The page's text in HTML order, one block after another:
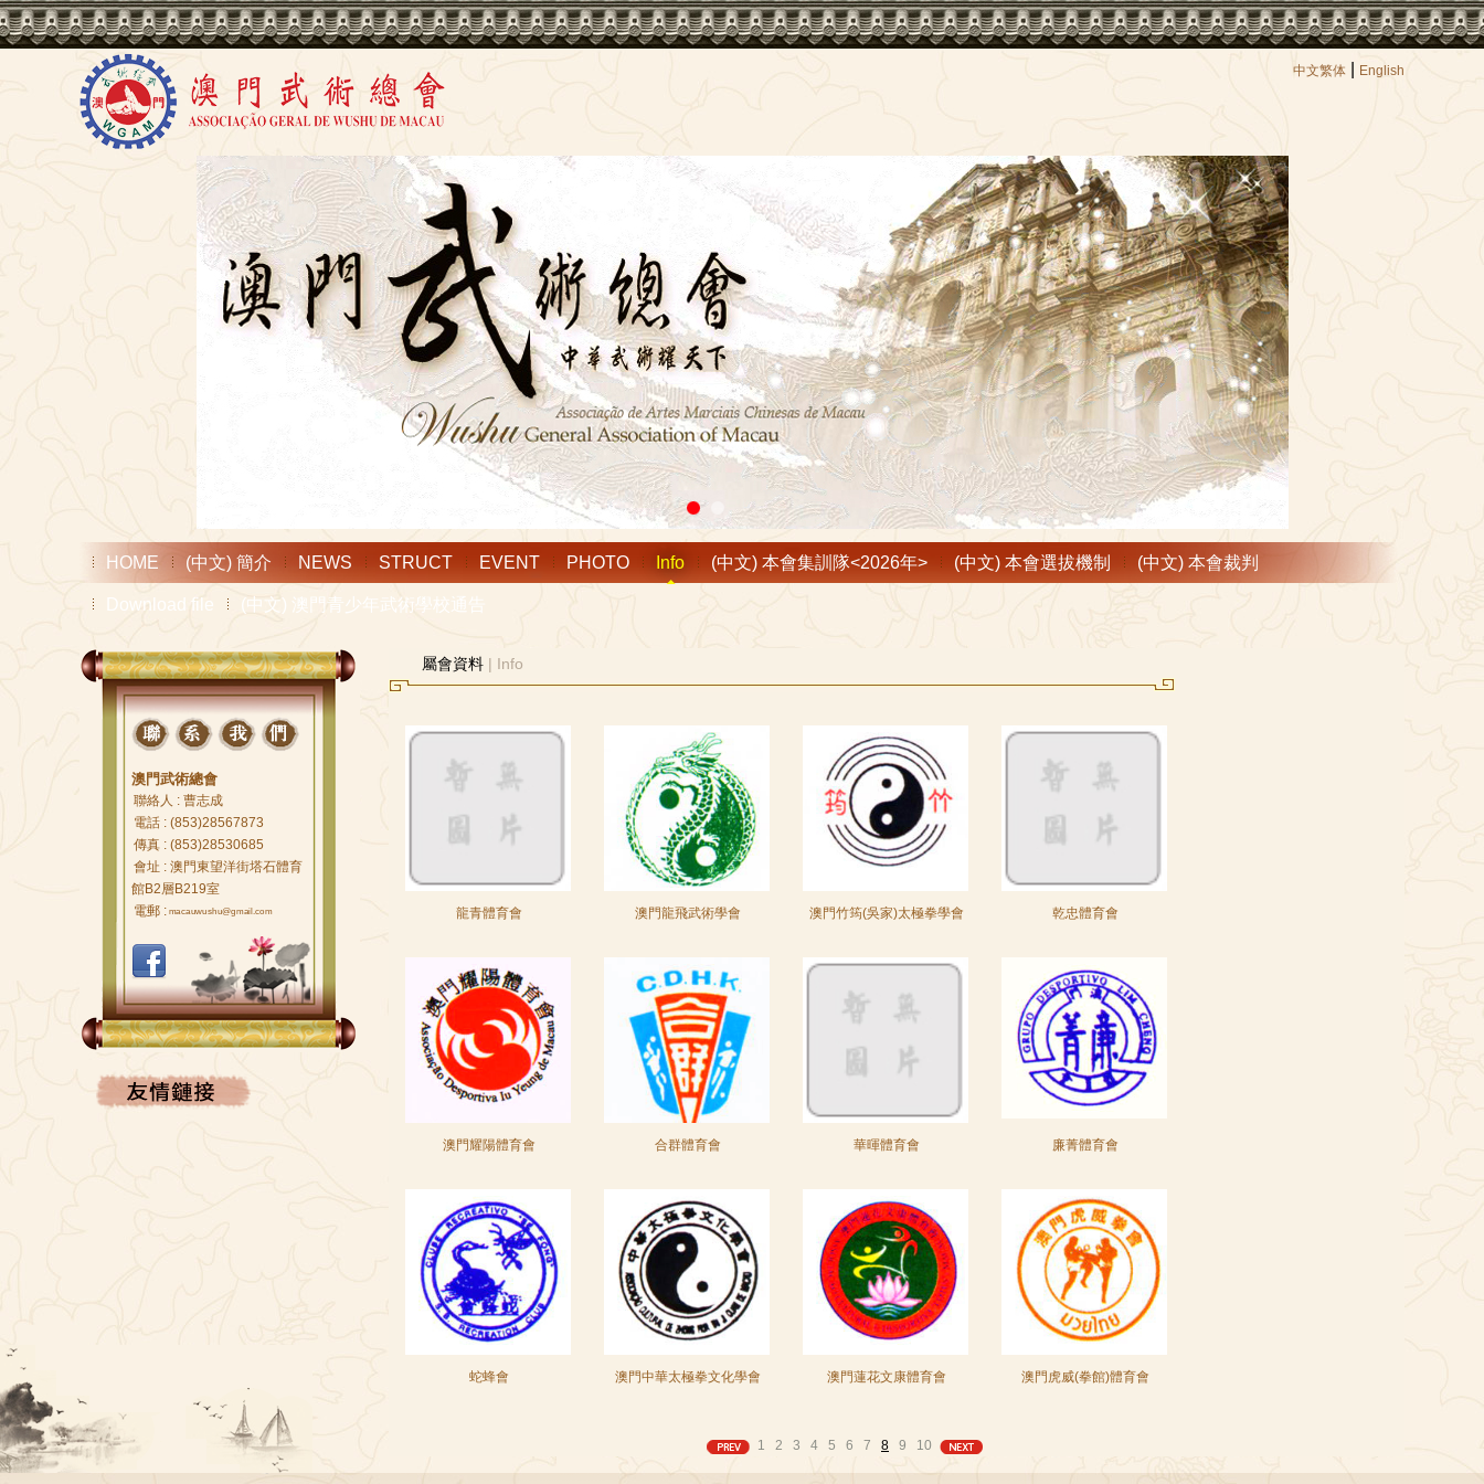
中文繁体 English
HOME (中文) 簡介 NEWS STRUCT EVENT PHOTO Info (中文) 本會集訓隊<2026年> (中文) 本會選拔機制 (中文) 本會裁判
Download file (中文) 澳門青少年武術學校通告
澳門武術總會
聯絡人 : 曹志成
電話 : (853)28567873
傳真 : (853)28530685
會址 : 澳門東望洋街塔石體育
館B2層B219室
電郵 : macauwushu@gmail.com
FACEBOOK
屬會資料 | Info
龍青體育會 澳門龍飛武術學會 澳門竹筠(吳家)太極拳學會 乾忠體育會
澳門耀陽體育會 合群體育會 華暉體育會 廉菁體育會
蛇蜂會 澳門中華太極拳文化學會 澳門蓮花文康體育會 澳門虎威(拳館)體育會
1 2 3 4 5 6 7 8 9 10